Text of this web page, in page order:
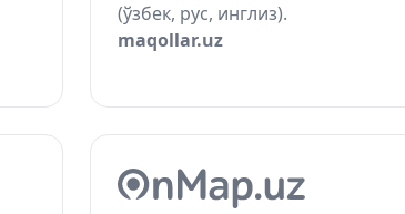
(ўзбек, рус, инглиз).
maqollar.uz